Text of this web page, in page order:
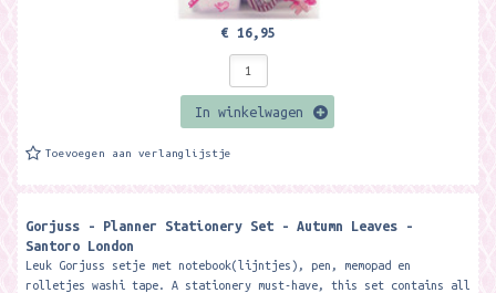
€ 16,95
In winkelwagen
Toevoegen aan verlanglijstje
Gorjuss - Planner Stationery Set - Autumn Leaves -
Santoro London
Leuk Gorjuss setje met notebook(lijntjes), pen, memopad en
rolletjes washi tape. A stationery must-have, this set contains all